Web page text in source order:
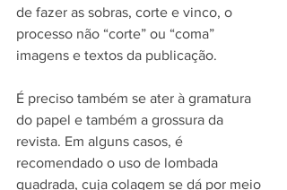
de fazer as sobras, corte e vinco, o
processo não “corte” ou “coma”
imagens e textos da publicação.
É preciso também se ater à gramatura
do papel e também a grossura da
revista. Em alguns casos, é
recomendado o uso de lombada
quadrada, cuja colagem se dá por meio